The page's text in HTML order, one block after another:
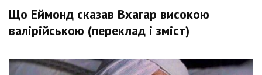
Що Еймонд сказав Вхагар високою
валірійською (переклад і зміст)